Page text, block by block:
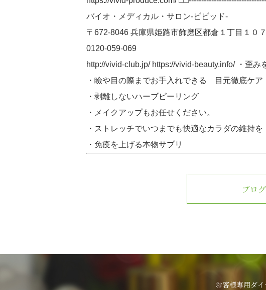
バイオ・メディカル・サロン-ビビッド-
〒672-8046 兵庫県姫路市飾磨区都倉１丁目１０７
0120-059-069
http://vivid-club.jp/ https://vivid-beauty.info/ ・歪
・瞼や目の際までお手入れできる 目元徹底ケア
・剥離しないハーブピーリング
・メイクアップもお任せください。
・ストレッチでいつまでも快適なカラダの維持を
・免疫を上げる本物サプリ
ブロ
お客様専用ダ